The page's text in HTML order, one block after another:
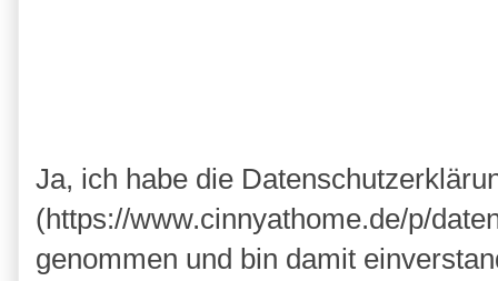
Ja, ich habe die
(https://www.cinnyathome.de/p/
genommen und bin damit